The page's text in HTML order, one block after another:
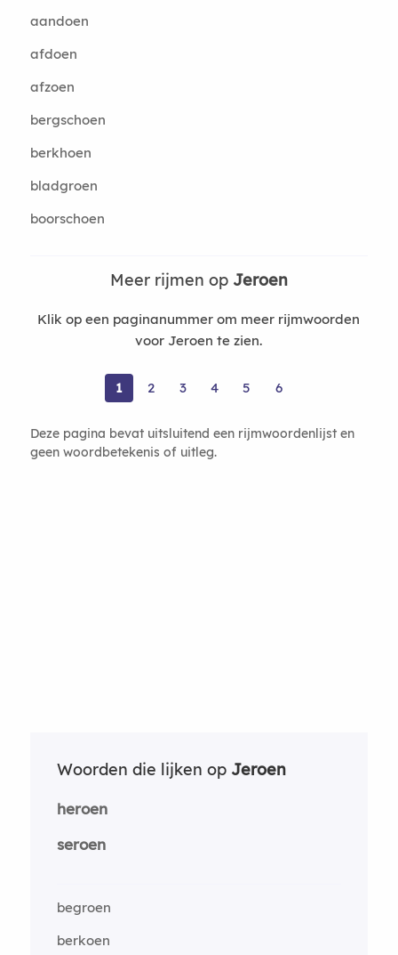
aandoen
afdoen
afzoen
bergschoen
berkhoen
bladgroen
boorschoen
Meer rijmen op Jeroen
Klik op een paginanummer om meer rijmwoorden
voor Jeroen te zien.
1 2 3 4 5 6
Deze pagina bevat uitsluitend een rijmwoordenlijst en
geen woordbetekenis of uitleg.
Woorden die lijken op Jeroen
heroen
seroen
begroen
berkoen